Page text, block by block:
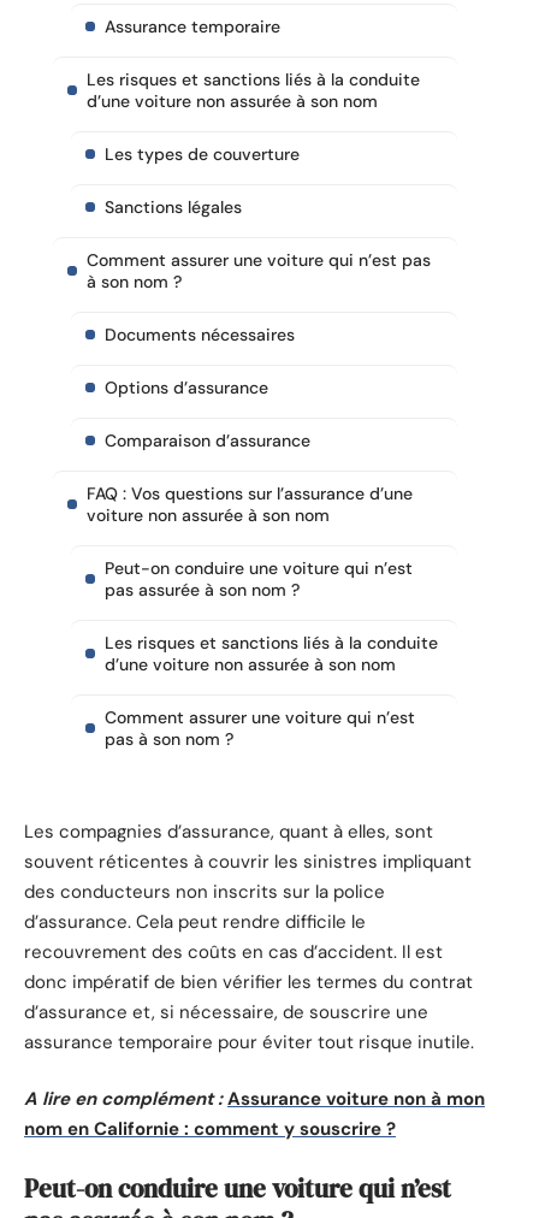
Assurance temporaire
Les risques et sanctions liés à la conduite
d’une voiture non assurée à son nom
Les types de couverture
Sanctions légales
Comment assurer une voiture qui n’est pas
à son nom ?
Documents nécessaires
Options d’assurance
Comparaison d’assurance
FAQ : Vos questions sur l’assurance d’une
voiture non assurée à son nom
Peut-on conduire une voiture qui n’est
pas assurée à son nom ?
Les risques et sanctions liés à la conduite
d’une voiture non assurée à son nom
Comment assurer une voiture qui n’est
pas à son nom ?
Les compagnies d’assurance, quant à elles, sont
souvent réticentes à couvrir les sinistres impliquant
des conducteurs non inscrits sur la police
d’assurance. Cela peut rendre difficile le
recouvrement des coûts en cas d’accident. Il est
donc impératif de bien vérifier les termes du contrat
d’assurance et, si nécessaire, de souscrire une
assurance temporaire pour éviter tout risque inutile.
A lire en complément : Assurance voiture non à mon
nom en Californie : comment y souscrire ?
Peut-on conduire une voiture qui n’est